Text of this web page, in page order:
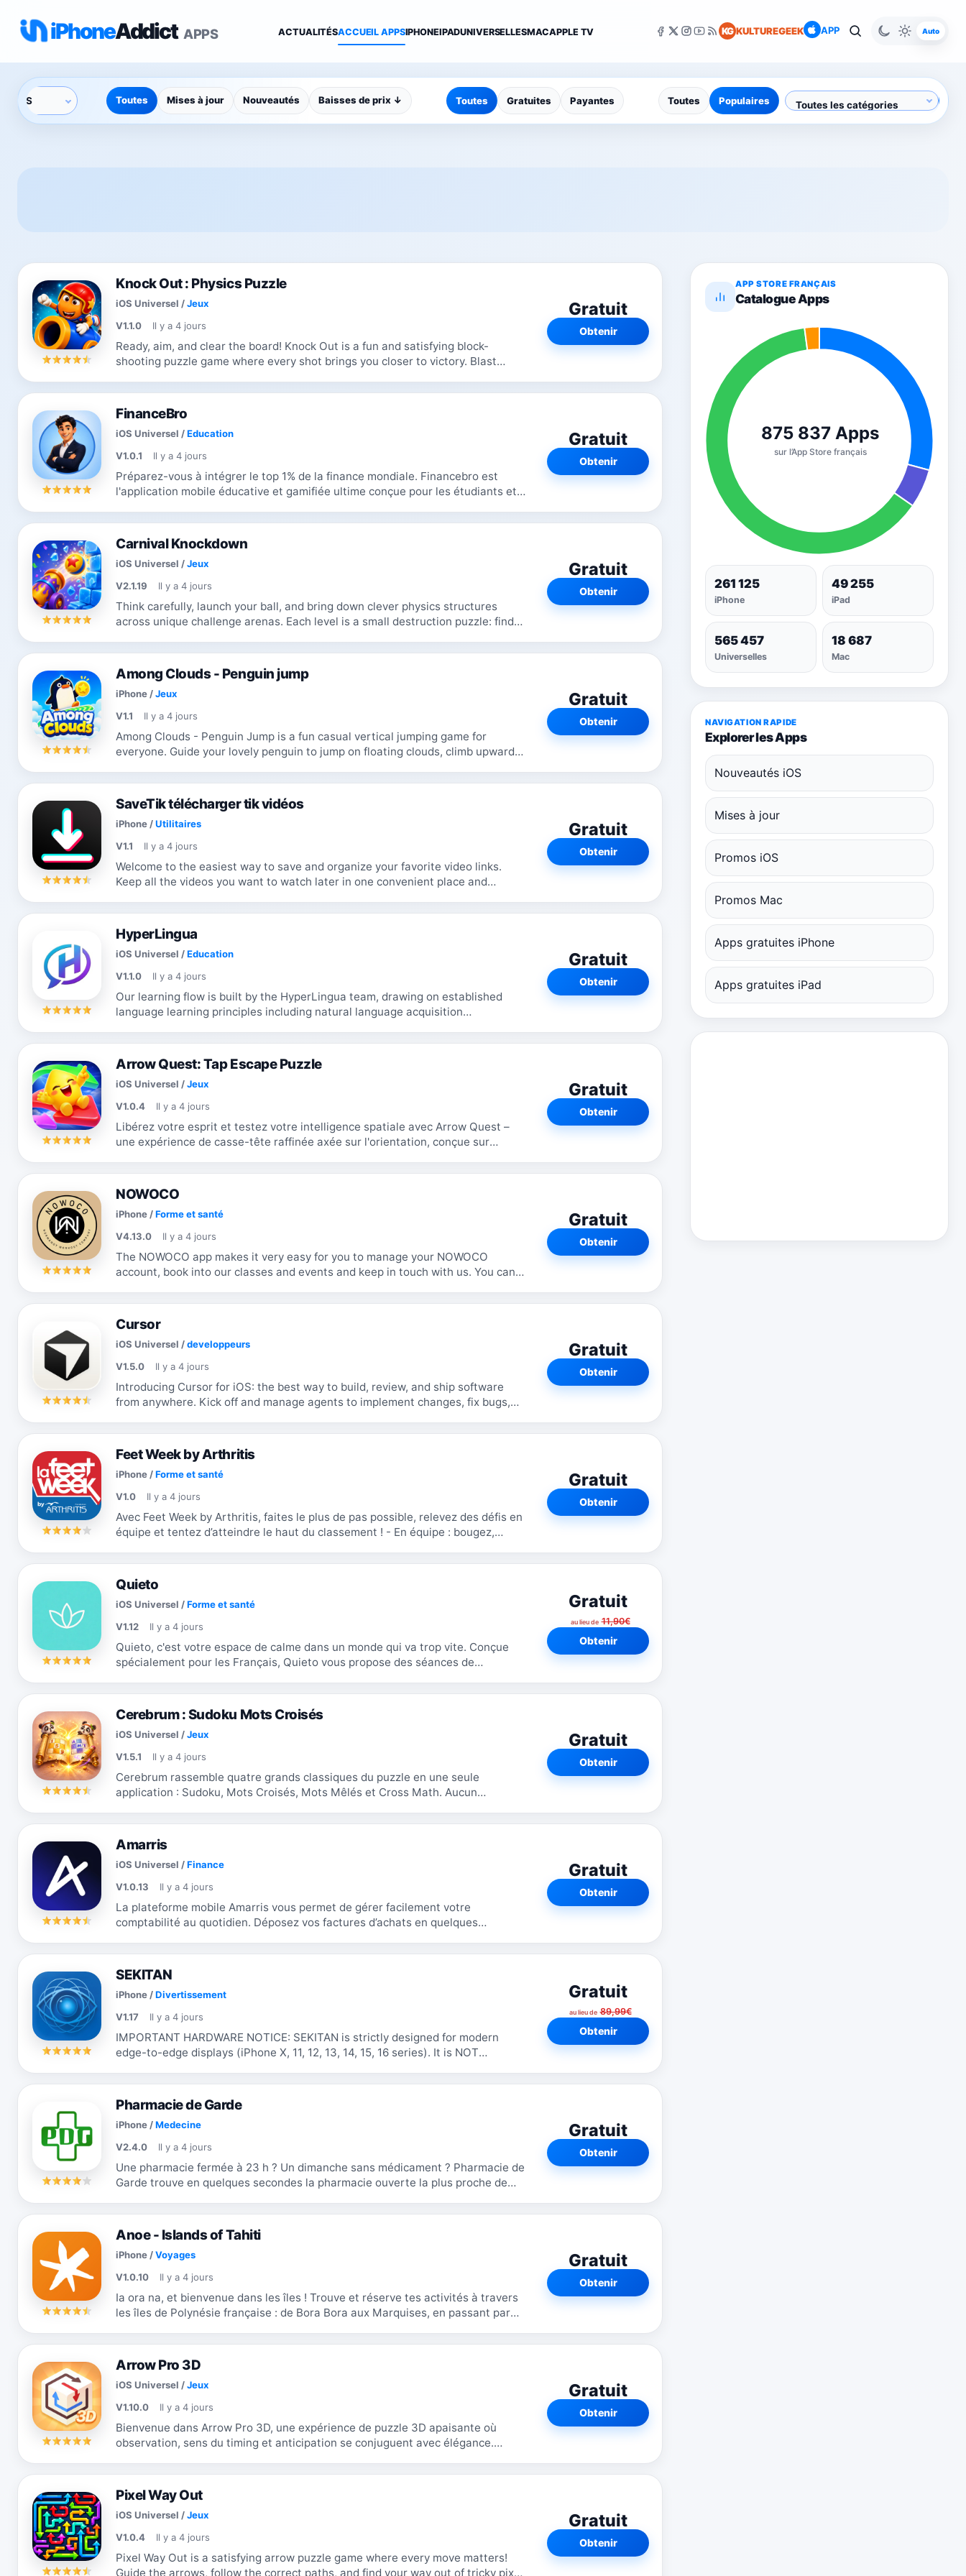
iPhoneAddict APPS ACTUALITÉSACCUEIL APPSIPHONEIPADUNIVERSELLESMACAPPLE TV KG KULTUREGEEK APP Auto
Toutes Mises à jour Nouveautés Baisses de prix ↓ Toutes Gratuites Payantes Toutes Populaires
Knock Out : Physics Puzzle
iOS Universel /Jeux
V1.1.0
Il y a 4 jours
Ready, aim, and clear the board! Knock Out is a fun and satisfying block-
shooting puzzle game where every shot brings you closer to victory. Blast
Gratuit
Obtenir
FinanceBro
iOS Universel /Education
V1.0.1
Il y a 4 jours
Préparez-vous à intégrer le top 1% de la finance mondiale. Financebro est
l'application mobile éducative et gamifiée ultime conçue pour les étudiants et
Gratuit
Obtenir
Carnival Knockdown
iOS Universel /Jeux
V2.1.19
Il y a 4 jours
Think carefully, launch your ball, and bring down clever physics structures
across unique challenge arenas. Each level is a small destruction puzzle: find
Gratuit
Obtenir
Among Clouds - Penguin jump
iPhone /Jeux
V1.1
Il y a 4 jours
Among Clouds - Penguin Jump is a fun casual vertical jumping game for
everyone. Guide your lovely penguin to jump on floating clouds, climb upward
Gratuit
Obtenir
SaveTik télécharger tik vidéos
iPhone /Utilitaires
V1.1
Il y a 4 jours
Welcome to the easiest way to save and organize your favorite video links.
Keep all the videos you want to watch later in one convenient place and
Gratuit
Obtenir
HyperLingua
iOS Universel /Education
V1.1.0
Il y a 4 jours
Our learning flow is built by the HyperLingua team, drawing on established
language learning principles including natural language acquisition
Gratuit
Obtenir
Arrow Quest: Tap Escape Puzzle
iOS Universel /Jeux
V1.0.4
Il y a 4 jours
Libérez votre esprit et testez votre intelligence spatiale avec Arrow Quest –
une expérience de casse-tête raffinée axée sur l'orientation, conçue sur
Gratuit
Obtenir
NOWOCO
iPhone /Forme et santé
V4.13.0
Il y a 4 jours
The NOWOCO app makes it very easy for you to manage your NOWOCO
account, book into our classes and events and keep in touch with us. You can
Gratuit
Obtenir
Cursor
iOS Universel /developpeurs
V1.5.0
Il y a 4 jours
Introducing Cursor for iOS: the best way to build, review, and ship software
from anywhere. Kick off and manage agents to implement changes, fix bugs,
Gratuit
Obtenir
Feet Week by Arthritis
iPhone /Forme et santé
V1.0
Il y a 4 jours
Avec Feet Week by Arthritis, faites le plus de pas possible, relevez des défis en
équipe et tentez d’atteindre le haut du classement ! - En équipe : bougez,
Gratuit
Obtenir
Quieto
iOS Universel /Forme et santé
V1.12
Il y a 4 jours
Quieto, c'est votre espace de calme dans un monde qui va trop vite. Conçue
spécialement pour les Français, Quieto vous propose des séances de
Gratuit
au lieu de 11,90€
Obtenir
Cerebrum : Sudoku Mots Croisés
iOS Universel /Jeux
V1.5.1
Il y a 4 jours
Cerebrum rassemble quatre grands classiques du puzzle en une seule
application : Sudoku, Mots Croisés, Mots Mêlés et Cross Math. Aucun
Gratuit
Obtenir
Amarris
iOS Universel /Finance
V1.0.13
Il y a 4 jours
La plateforme mobile Amarris vous permet de gérer facilement votre
comptabilité au quotidien. Déposez vos factures d’achats en quelques
Gratuit
Obtenir
SEKITAN
iPhone /Divertissement
V1.17
Il y a 4 jours
IMPORTANT HARDWARE NOTICE: SEKITAN is strictly designed for modern
edge-to-edge displays (iPhone X, 11, 12, 13, 14, 15, 16 series). It is NOT
Gratuit
au lieu de 89,99€
Obtenir
Pharmacie de Garde
iPhone /Medecine
V2.4.0
Il y a 4 jours
Une pharmacie fermée à 23 h ? Un dimanche sans médicament ? Pharmacie de
Garde trouve en quelques secondes la pharmacie ouverte la plus proche de
Gratuit
Obtenir
Anoe - Islands of Tahiti
iPhone /Voyages
V1.0.10
Il y a 4 jours
Ia ora na, et bienvenue dans les îles ! Trouve et réserve tes activités à travers
les îles de Polynésie française : de Bora Bora aux Marquises, en passant par
Gratuit
Obtenir
Arrow Pro 3D
iOS Universel /Jeux
V1.10.0
Il y a 4 jours
Bienvenue dans Arrow Pro 3D, une expérience de puzzle 3D apaisante où
observation, sens du timing et anticipation se conjuguent avec élégance.
Gratuit
Obtenir
Pixel Way Out
iOS Universel /Jeux
V1.0.4
Il y a 4 jours
Pixel Way Out is a satisfying arrow puzzle game where every move matters!
Guide the arrows, follow the correct paths, and find your way out of tricky pixel
Gratuit
Obtenir
APP STORE FRANÇAIS
Catalogue Apps
261 125
iPhone
49 255
iPad
565 457
Universelles
18 687
Mac
NAVIGATION RAPIDE
Explorer les Apps
Nouveautés iOS
Mises à jour
Promos iOS
Promos Mac
Apps gratuites iPhone
Apps gratuites iPad